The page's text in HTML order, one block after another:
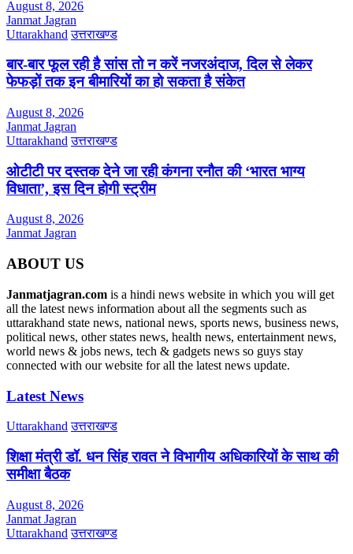
August 8, 2026
Janmat Jagran
Uttarakhand उत्तराखण्ड
बार-बार फूल रही है सांस तो न करें नजरअंदाज, दिल से लेकर
फेफड़ों तक इन बीमारियों का हो सकता है संकेत
August 8, 2026
Janmat Jagran
Uttarakhand उत्तराखण्ड
ओटीटी पर दस्तक देने जा रही कंगना रनौत की ‘भारत भाग्य
विधाता’, इस दिन होगी स्ट्रीम
August 8, 2026
Janmat Jagran
ABOUT US
Janmatjagran.com is a hindi news website in which you will get
all the latest news information about all the segments such as
uttarakhand state news, national news, sports news, business news,
political news, other states news, health news, entertainment news,
world news & jobs news, tech & gadgets news so guys stay
connected with our website for all the latest news update.
Latest News
Uttarakhand उत्तराखण्ड
शिक्षा मंत्री डॉ. धन सिंह रावत ने विभागीय अधिकारियों के साथ की
समीक्षा बैठक
August 8, 2026
Janmat Jagran
Uttarakhand उत्तराखण्ड